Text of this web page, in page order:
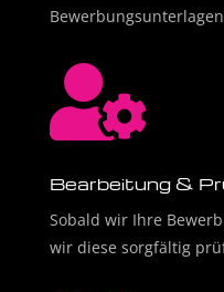

Bearbeitung &
Sobald wir Ihre
wir diese sorgfältig